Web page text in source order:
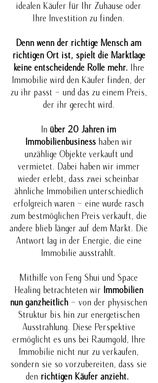
idealen Käufer für Ihr Zuhause oder
Ihre Investition zu finden.
Denn wenn der richtige Mensch am
richtigen Ort ist, spielt die Marktlage
keine entscheidende Rolle mehr. Ihre
Immobilie wird den Käufer finden, der
zu ihr passt – und das zu einem Preis,
der ihr gerecht wird.
In über 20 Jahren im
Immobilienbusinesshaben wir
unzählige Objekte verkauft und
vermietet. Dabei haben wir immer
wieder erlebt, dass zwei scheinbar
ähnliche Immobilien unterschiedlich
erfolgreich waren – eine wurde rasch
zum bestmöglichen Preis verkauft, die
andere blieb länger auf dem Markt. Die
Antwort lag in der Energie, die eine
Immobilie ausstrahlt.
Mithilfe von Feng Shui und Space
Healing betrachteten wir Immobilien
nun ganzheitlich – von der physischen
Struktur bis hin zur energetischen
Ausstrahlung. Diese Perspektive
ermöglicht es uns bei Raumgold, Ihre
Immobilie nicht nur zu verkaufen,
sondern sie so vorzubereiten, dass sie
den richtigen Käufer anzieht.